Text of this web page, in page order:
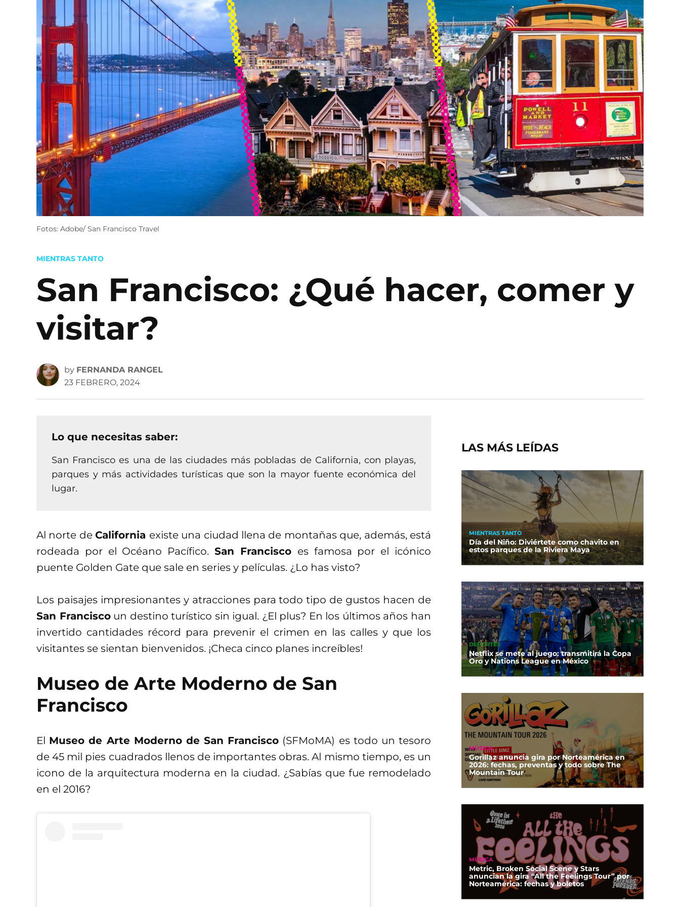
Fotos: Adobe/ San Francisco Travel
POSTED
MIENTRAS TANTO
San Francisco: ¿Qué hacer, comer y
visitar?
by FERNANDA RANGEL
23 FEBRERO, 2024
Lo que necesitas saber:
San Francisco es una de las ciudades más pobladas de California, con playas,
parques y más actividades turísticas que son la mayor fuente económica del
lugar.
Al norte deCalifornia existe una ciudad llena de montañas que, además, está
rodeada por el Océano Pacífico.San Francisco es famosa por el icónico
puente Golden Gate que sale en series y películas. ¿Lo has visto?
Los paisajes impresionantes y atracciones para todo tipo de gustos hacen de
San Franciscoun destino turístico sin igual. ¿El plus? En los últimos años han
invertido cantidades récord para prevenir el crimen en las calles y que los
visitantes se sientan bienvenidos. ¡Checa cinco planes increíbles!
Museo de Arte Moderno de San
Francisco
El Museo de Arte Moderno de San Francisco (SFMoMA) es todo un tesoro
de 45 mil pies cuadrados llenos de importantes obras. Al mismo tiempo, es un
icono de la arquitectura moderna en la ciudad. ¿Sabías que fue remodelado
en el 2016?
LAS MÁS LEÍDAS
MIENTRAS TANTO
Día del Niño: Diviértete como chavito en
estos parques de la Riviera Maya
DEPORTES
Netflix se mete al juego: transmitirá la Copa
Oro y Nations League en México
MÚSICA
Gorillaz anuncia gira por Norteamérica en
2026: fechas, preventas y todo sobre The
Mountain Tour
MÚSICA
Metric, Broken Social Scene y Stars
anuncian la gira “All the Feelings Tour” por
Norteamérica: fechas y boletos